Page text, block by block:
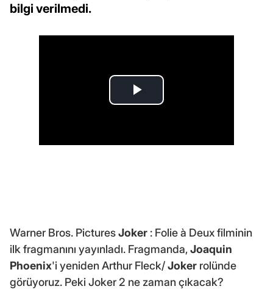
bilgi verilmedi.
Warner Bros. PicturesJoker : Folie à Deux filminin
ilk fragmanını yayınladı. Fragmanda,Joaquin
Phoenix'i yeniden Arthur Fleck/Joker rolünde
görüyoruz. Peki Joker 2 ne zaman çıkacak?